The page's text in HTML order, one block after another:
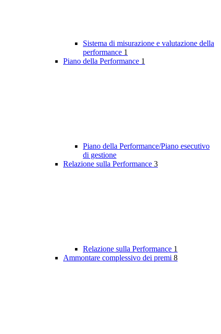
Sistema di misurazione e valutazione della
performance 1
Piano della Performance 1
Piano della Performance/Piano esecutivo
di gestione
Relazione sulla Performance 3
Relazione sulla Performance 1
Ammontare complessivo dei premi 8